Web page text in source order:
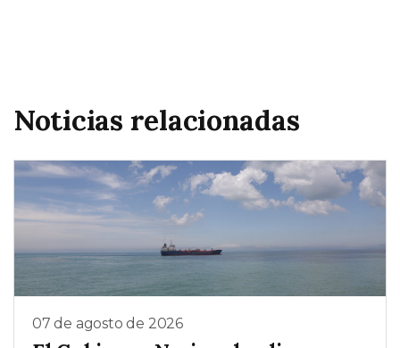
Noticias relacionadas
07 de agosto de 2026